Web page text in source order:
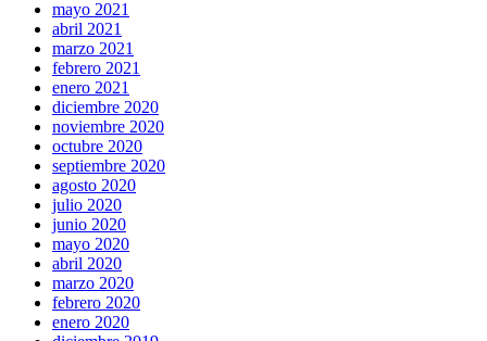
mayo 2021
abril 2021
marzo 2021
febrero 2021
enero 2021
diciembre 2020
noviembre 2020
octubre 2020
septiembre 2020
agosto 2020
julio 2020
junio 2020
mayo 2020
abril 2020
marzo 2020
febrero 2020
enero 2020